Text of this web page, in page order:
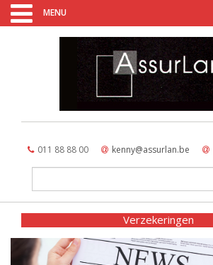
MENU
011 88 88 00 kenny@assurlan.be
Verzekeringen